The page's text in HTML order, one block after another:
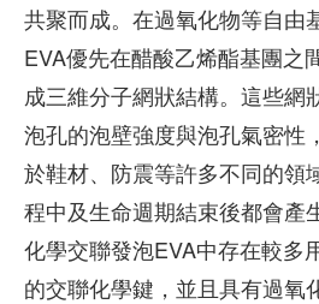
共聚而成。在過氧化物等自由
EVA優先在醋酸乙烯酯基團之
成三維分子網狀結構。這些網
泡孔的泡壁強度與泡孔氣密性
於鞋材、防震等許多不同的領
程中及生命週期結束後都會產
化學交聯發泡EVA中存在較多
的交聯化學鍵，並且具有過氧